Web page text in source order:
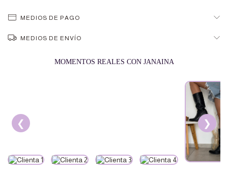
MEDIOS DE PAGO
MEDIOS DE ENVÍO
MOMENTOS REALES CON JANAINA
❮ ❯